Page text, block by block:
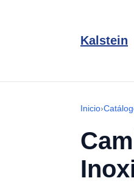
Kalstein
Inicio›